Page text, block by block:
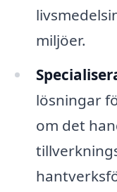
miljöer.
lösningar
om det